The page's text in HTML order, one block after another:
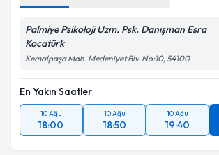
Palmiye Psikoloji Uzm. Psk. Danışman Esra
Kocatürk
Kemalpaşa Mah. Medeniyet Blv. No:10, 54100
En Yakın Saatler
10 Ağu
18:00
10 Ağu
18:50
10 Ağu
19:40